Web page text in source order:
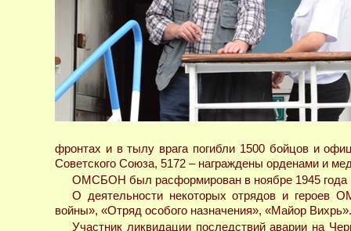
фронтах и в тылу врага погибли 1500 бойцов и
Советского Союза, 5172 – награждены орденами и
ОМСБОН был расформирован в ноябре 1945 года
О деятельности некоторых отрядов и героев
войны», «Отряд особого назначения», «Майор Вихрь».
Участник ликвидации последствий аварии на